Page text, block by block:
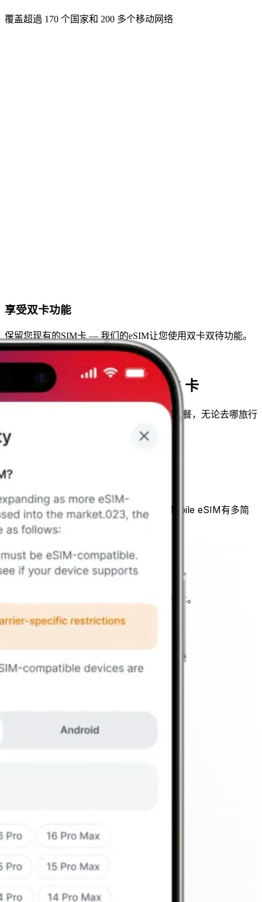
覆盖超過 170 个国家和 200 多个移动网络
享受双卡功能
保留您现有的SIM卡 — 我们的eSIM让您使用双卡双待功能。
即将旅行？
你需要一张全球通用的 eSIM 卡
选择您的目的地，挑选适合您需求的数据套餐，无论去哪旅行
Barça eSIM如何使用？
只需几个步骤，您就能看到获取Barça Mobile eSIM有多简
单！
1. 请确保您的设备兼容
最重要的一步是确认您的设备支持eSIM技术。
检查兼容性